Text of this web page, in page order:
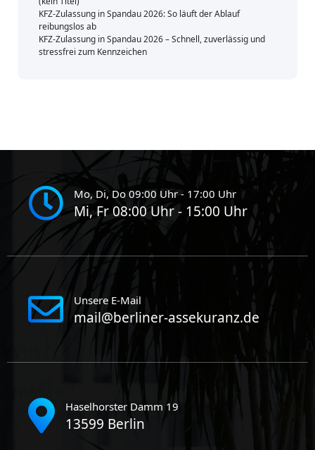
KFZ-Zulassung in Spandau 2026: So läuft der Ablauf
reibungslos ab
KFZ-Zulassung in Spandau 2026 – Schnell, zuverlässig und
stressfrei zum Kennzeichen
Mo, Di, Do 09:00 Uhr - 17:00 Uhr
Mi, Fr 08:00 Uhr - 15:00 Uhr
Unsere E-Mail
mail@berliner-assekuranz.de
Haselhorster Damm 19
13599 Berlin